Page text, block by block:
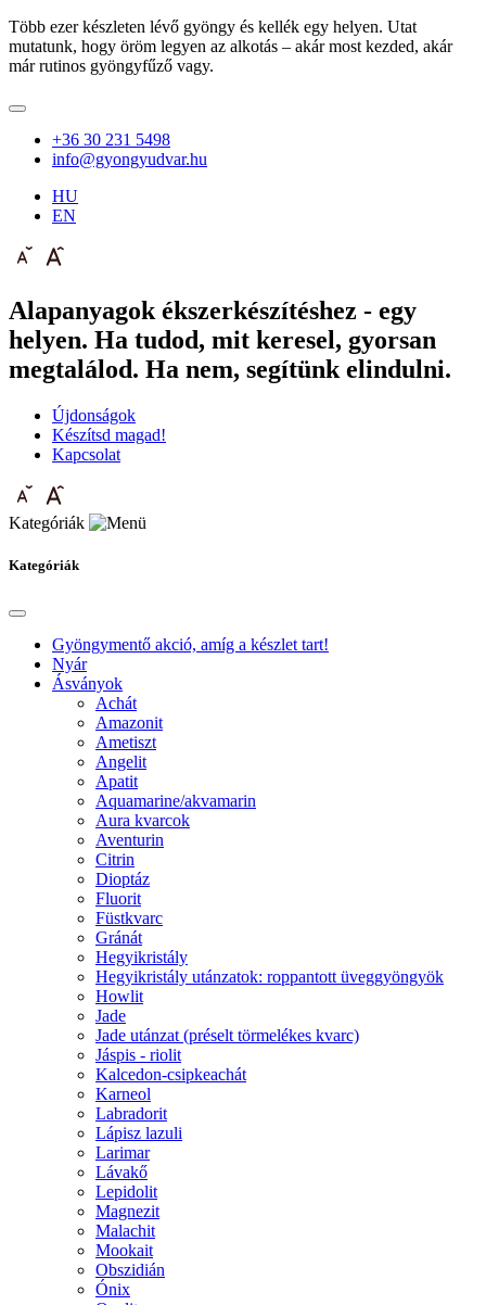
Több ezer készleten lévő gyöngy és kellék egy helyen. Utat
mutatunk, hogy öröm legyen az alkotás – akár most kezded, akár
már rutinos gyöngyfűző vagy.
+36 30 231 5498
info@gyongyudvar.hu
HU
EN
Alapanyagok ékszerkészítéshez - egy
helyen. Ha tudod, mit keresel, gyorsan
megtalálod. Ha nem, segítünk elindulni.
Újdonságok
Készítsd magad!
Kapcsolat
Kategóriák
Kategóriák
Gyöngymentő akció, amíg a készlet tart!
Nyár
Ásványok
Achát
Amazonit
Ametiszt
Angelit
Apatit
Aquamarine/akvamarin
Aura kvarcok
Aventurin
Citrin
Dioptáz
Fluorit
Füstkvarc
Gránát
Hegyikristály
Hegyikristály utánzatok: roppantott üveggyöngyök
Howlit
Jade
Jade utánzat (préselt törmelékes kvarc)
Jáspis - riolit
Kalcedon-csipkeachát
Karneol
Labradorit
Lápisz lazuli
Larimar
Lávakő
Lepidolit
Magnezit
Malachit
Mookait
Obszidián
Ónix